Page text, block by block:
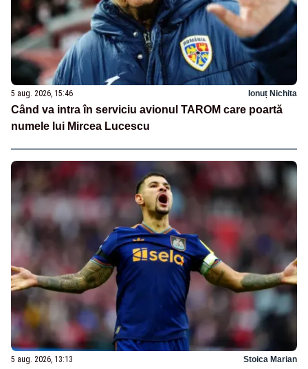
5 aug. 2026, 15:46 Ionuț Nichita
Când va intra în serviciu avionul TAROM care poartă
numele lui Mircea Lucescu
5 aug. 2026, 13:13 Stoica Marian